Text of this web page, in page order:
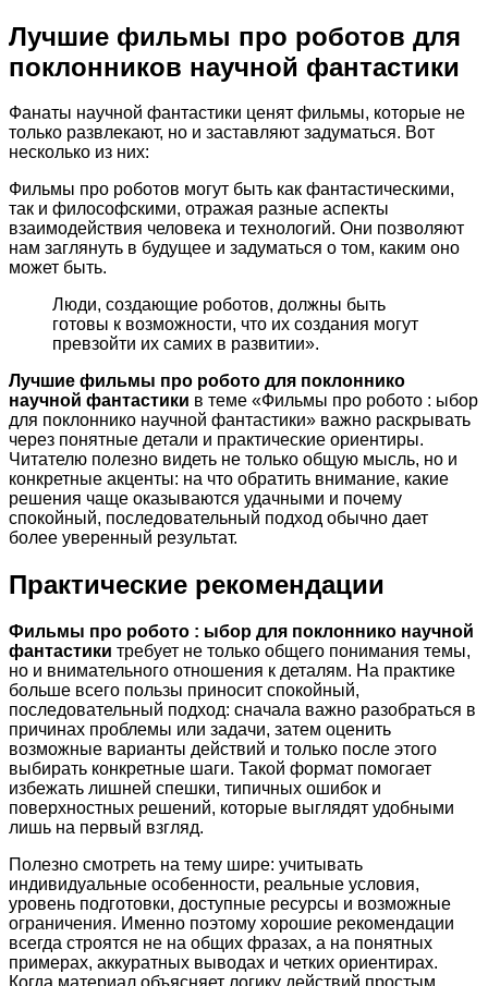
Лучшие фильмы про роботов для
поклонников научной фантастики
Фанаты научной фантастики ценят фильмы, которые не
только развлекают, но и заставляют задуматься. Вот
несколько из них:
Фильмы про роботов могут быть как фантастическими,
так и философскими, отражая разные аспекты
взаимодействия человека и технологий. Они позволяют
нам заглянуть в будущее и задуматься о том, каким оно
может быть.
Люди, создающие роботов, должны быть
готовы к возможности, что их создания могут
превзойти их самих в развитии».
Лучшие фильмы про робото для поклоннико
научной фантастики в теме «Фильмы про робото : ыбор
для поклоннико научной фантастики» важно раскрывать
через понятные детали и практические ориентиры.
Читателю полезно видеть не только общую мысль, но и
конкретные акценты: на что обратить внимание, какие
решения чаще оказываются удачными и почему
спокойный, последовательный подход обычно дает
более уверенный результат.
Практические рекомендации
Фильмы про робото : ыбор для поклоннико научной
фантастики требует не только общего понимания темы,
но и внимательного отношения к деталям. На практике
больше всего пользы приносит спокойный,
последовательный подход: сначала важно разобраться в
причинах проблемы или задачи, затем оценить
возможные варианты действий и только после этого
выбирать конкретные шаги. Такой формат помогает
избежать лишней спешки, типичных ошибок и
поверхностных решений, которые выглядят удобными
лишь на первый взгляд.
Полезно смотреть на тему шире: учитывать
индивидуальные особенности, реальные условия,
уровень подготовки, доступные ресурсы и возможные
ограничения. Именно поэтому хорошие рекомендации
всегда строятся не на общих фразах, а на понятных
примерах, аккуратных выводах и четких ориентирах.